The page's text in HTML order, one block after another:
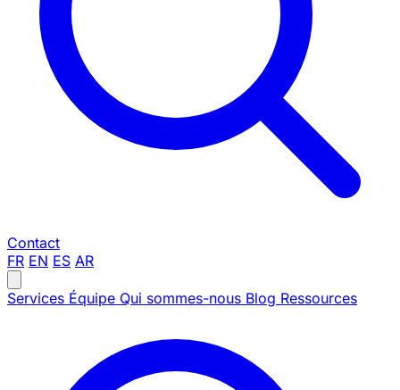
Contact
FR EN ES AR
Services Équipe Qui sommes-nous Blog Ressources